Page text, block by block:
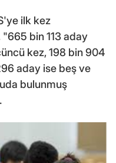
ilk kez
bin 113 aday
kez, 198 bin 904
aday ise beş ve
bulunmuş